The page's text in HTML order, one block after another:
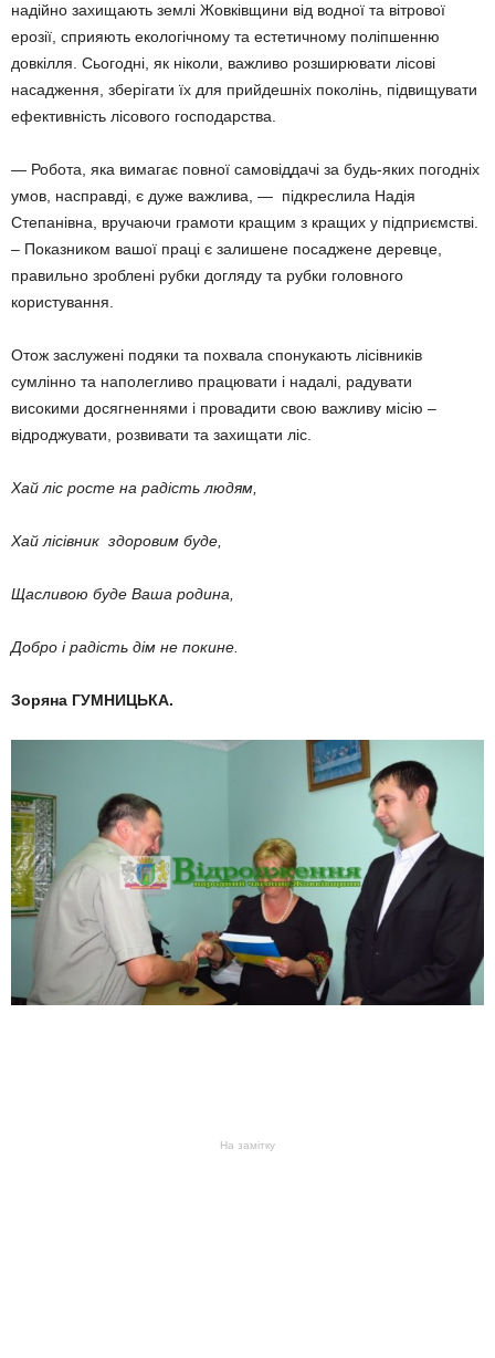
надійно захищають землі Жовківщини від водної та вітрової
ерозії, сприяють екологічному та естетичному поліпшенню
довкілля. Сьогодні, як ніколи, важливо розширювати лісові
насадження, зберігати їх для прийдешніх поколінь, підвищувати
ефективність лісового господарства.
— Робота, яка вимагає повної самовіддачі за будь-яких погодніх
умов, насправді, є дуже важлива, — підкреслила Надія
Степанівна, вручаючи грамоти кращим з кращих у підприємстві.
– Показником вашої праці є залишене посаджене деревце,
правильно зроблені рубки догляду та рубки головного
користування.
Отож заслужені подяки та похвала спонукають лісівників
сумлінно та наполегливо працювати і надалі, радувати
високими досягненнями і провадити свою важливу місію –
відроджувати, розвивати та захищати ліс.
Хай ліс росте на радість людям,
Хай лісівник здоровим буде,
Щасливою буде Ваша родина,
Добро і радість дім не покине.
Зоряна ГУМНИЦЬКА.
На замітку